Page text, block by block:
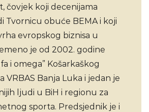
čovjek koji decenijama
Tvornicu obuće BEMA i koji
evropskog biznisa u
je od 2002. godine
i omega” Košarkaškog
VRBAS Banja Luka i jedan je
ljudi u BiH i regionu za
sporta. Predsjednik je i